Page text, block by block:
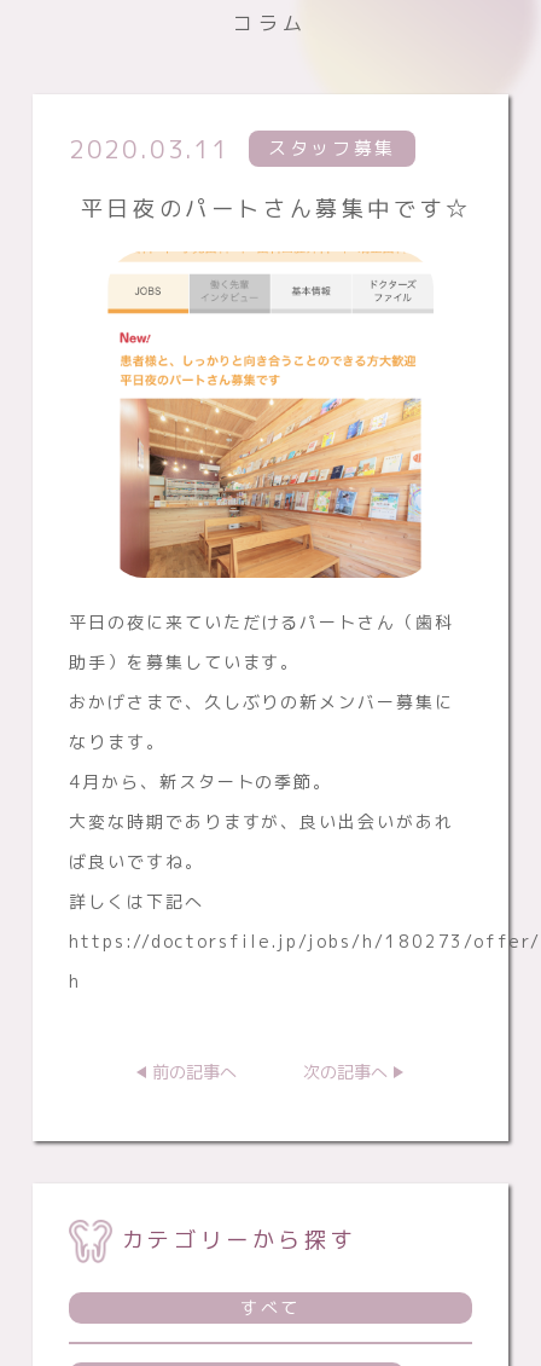
コラム
平日夜のパートさん募集中です☆
2020.03.11 スタッフ募集
平日の夜に来ていただけるパートさん（歯科
助手）を募集しています。
おかげさまで、久しぶりの新メンバー募集に
なります。
4月から、新スタートの季節。
大変な時期でありますが、良い出会いがあれ
ば良いですね。
詳しくは下記へ
https://doctorsfile.jp/jobs/h/180273/offer/
h
前の記事へ 次の記事へ
カテゴリーから探す
すべて